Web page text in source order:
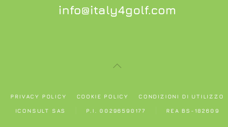
info@italy4golf.com
PRIVACY POLICY COOKIE POLICY CONDIZIONI DI UTILIZZO
ICONSULT SAS P.I. 00296590177 REA BS-182609